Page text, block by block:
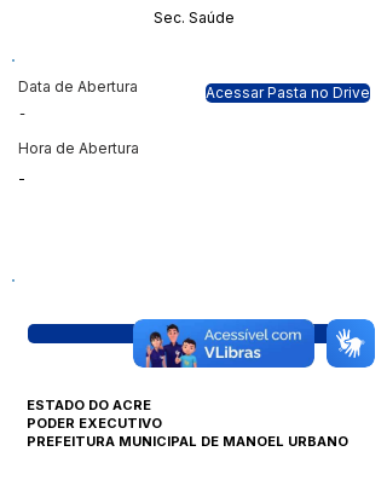
Sec. Saúde
Data de Abertura
-
Hora de Abertura
-
Acessar Pasta no Drive
Visualizar
ESTADO DO ACRE
PODER EXECUTIVO
PREFEITURA MUNICIPAL DE MANOEL URBANO